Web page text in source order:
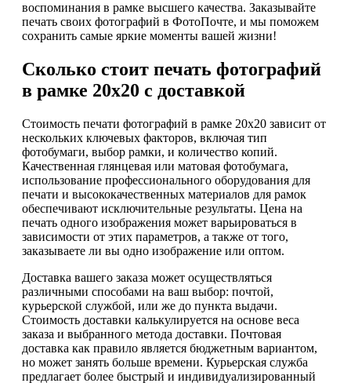
воспоминания в рамке высшего качества. Заказывайте
печать своих фотографий в ФотоПочте, и мы поможем
сохранить самые яркие моменты вашей жизни!
Сколько стоит печать фотографий
в рамке 20х20 с доставкой
Стоимость печати фотографий в рамке 20х20 зависит от
нескольких ключевых факторов, включая тип
фотобумаги, выбор рамки, и количество копий.
Качественная глянцевая или матовая фотобумага,
использование профессионального оборудования для
печати и высококачественных материалов для рамок
обеспечивают исключительные результаты. Цена на
печать одного изображения может варьироваться в
зависимости от этих параметров, а также от того,
заказываете ли вы одно изображение или оптом.
Доставка вашего заказа может осуществляться
различными способами на ваш выбор: почтой,
курьерской службой, или же до пункта выдачи.
Стоимость доставки калькулируется на основе веса
заказа и выбранного метода доставки. Почтовая
доставка как правило является бюджетным вариантом,
но может занять больше времени. Курьерская служба
предлагает более быстрый и индивидуализированный